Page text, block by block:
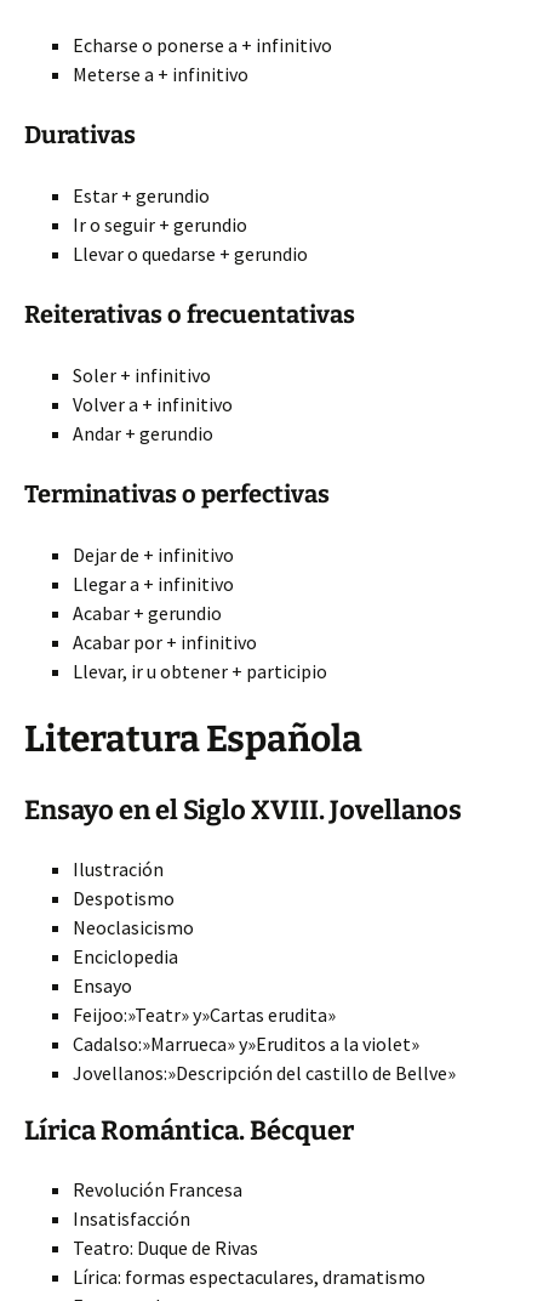
Echarse o ponerse a + infinitivo
Meterse a + infinitivo
Durativas
Estar + gerundio
Ir o seguir + gerundio
Llevar o quedarse + gerundio
Reiterativas o frecuentativas
Soler + infinitivo
Volver a + infinitivo
Andar + gerundio
Terminativaso perfectivas
Dejar de + infinitivo
Llegar a + infinitivo
Acabar + gerundio
Acabar por + infinitivo
Llevar, ir u obtener + participio
Literatura Española
Ensayo en el Siglo XVIII. Jovellanos
Ilustración
Despotismo
Neoclasicismo
Enciclopedia
Ensayo
Feijoo:»Teatr» y»Cartas erudita»
Cadalso:»Marrueca» y»Eruditos a la violet»
Jovellanos:»Descripción del castillo de Bellve»
Lírica Romántica. Bécquer
Revolución Francesa
Insatisfacción
Teatro: Duque de Rivas
Lírica: formas espectaculares, dramatismo